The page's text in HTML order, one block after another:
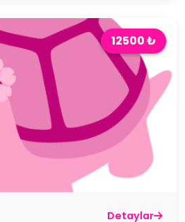
12500 ₺
Detaylar